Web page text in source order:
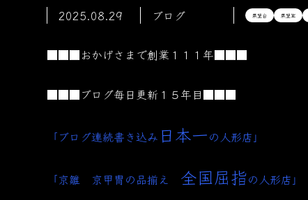
2025.08.29 ブログ 展望台 展望室
■■■おかげさまで創業１１１年■■■
■■■ブログ毎日更新１５年目■■■
「ブログ連続書き込み 日本一の人形店」
「京雛 京甲冑の品揃え 全国屈指の人形店」